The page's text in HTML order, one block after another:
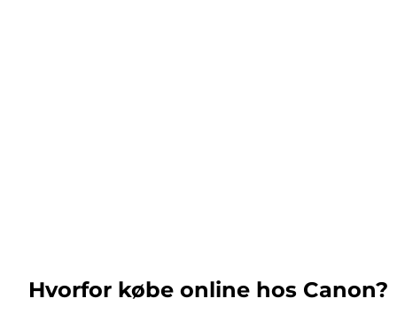
Hvorfor købe online hos Canon?